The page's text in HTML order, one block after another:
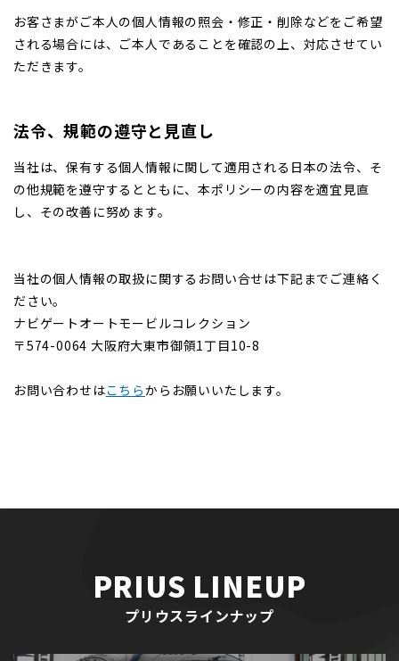
お客さまがご本人の個人情報の照会・修正・削除などをご希望
される場合には、ご本人であることを確認の上、対応させてい
ただきます。
法令、規範の遵守と見直し
当社は、保有する個人情報に関して適用される日本の法令、そ
の他規範を遵守するとともに、本ポリシーの内容を適宜見直
し、その改善に努めます。
当社の個人情報の取扱に関するお問い合せは下記までご連絡く
ださい。
ナビゲートオートモービルコレクション
〒574-0064 大阪府大東市御領1丁目10-8
お問い合わせはこちらからお願いいたします。
PRIUS LINEUP
プリウスラインナップ